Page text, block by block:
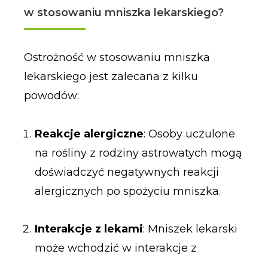
w stosowaniu mniszka lekarskiego?
Ostrożność w stosowaniu mniszka
lekarskiego jest zalecana z kilku
powodów:
Reakcje alergiczne: Osoby uczulone
na rośliny z rodziny astrowatych mogą
doświadczyć negatywnych reakcji
alergicznych po spożyciu mniszka.
Interakcje z lekami: Mniszek lekarski
może wchodzić w interakcje z